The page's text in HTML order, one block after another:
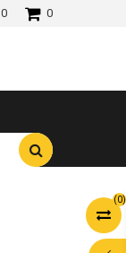
0
0
(0)